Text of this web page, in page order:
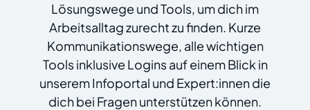
Lösungswege und Tools, um dich im
Arbeitsalltag zurecht zu finden. Kurze
Kommunikationswege, alle wichtigen
Tools inklusive Logins auf einem Blick in
unserem Infoportal und Expert:innen die
dich bei Fragen unterstützen können.